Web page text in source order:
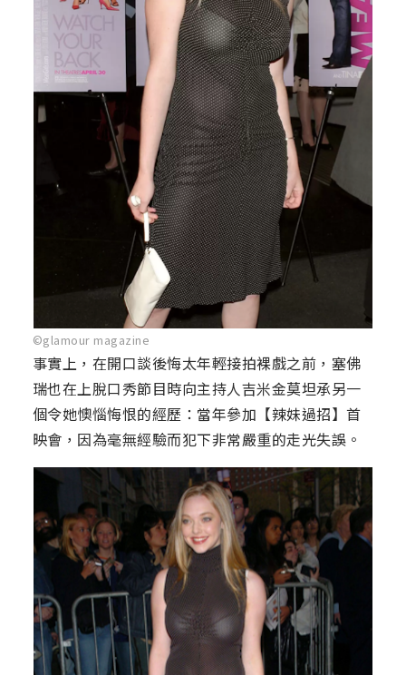
©glamour magazine
事實上，在開口談後悔太年輕接拍裸戲之前，塞佛
瑞也在上脫口秀節目時向主持人吉米金莫坦承另一
個令她懊惱悔恨的經歷：當年參加【辣妹過招】首
映會，因為毫無經驗而犯下非常嚴重的走光失誤。